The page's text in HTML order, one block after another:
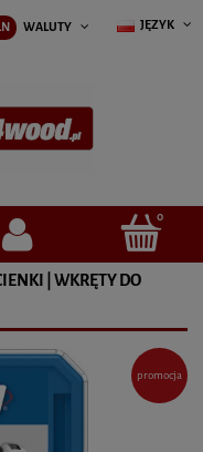
JĘZYK
WALUTY
| WKRĘTY DO
promocja